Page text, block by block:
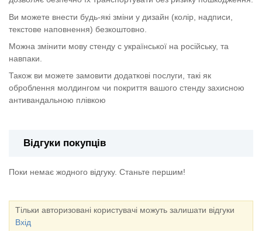
Ви можете внести будь-які зміни у дизайн (колір, надписи,
текстове наповнення) безкоштовно.
Можна змінити мову стенду с української на російську, та
навпаки.
Також ви можете замовити додаткові послуги, такі як
оброблення молдингом чи покриття вашого стенду захисною
антивандальною плівкою
Відгуки покупців
Поки немає жодного відгуку. Станьте першим!
Тільки авторизовані користувачі можуть залишати відгуки
Вхід